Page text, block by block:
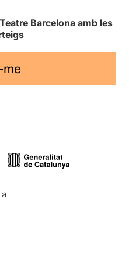
Barcelona amb les
me